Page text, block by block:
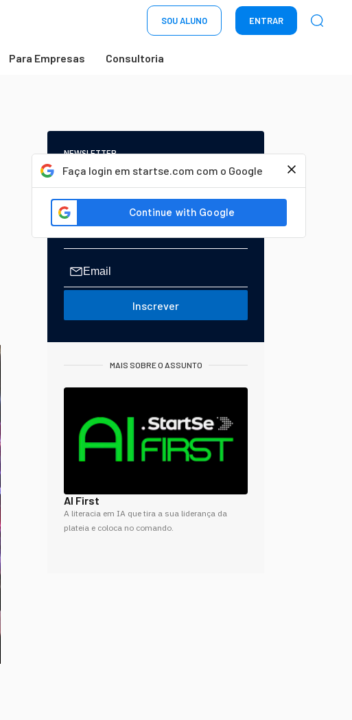
SOU ALUNO ENTRAR
Para Empresas Consultoria
Faça login em startse.com com o Google
NEWSLETTER
Start Seu dia:
A Newsletter do AGORA!
Inscrever
MAIS SOBRE O ASSUNTO
AI First
A literacia em IA que tira a sua liderança da
plateia e coloca no comando.